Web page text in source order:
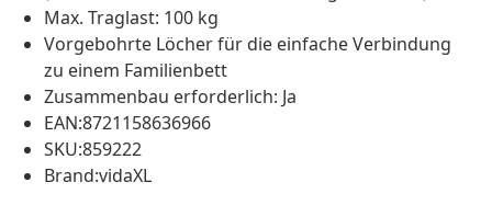
Max. Traglast: 100 kg
Vorgebohrte Löcher für die einfache Verbindung
zu einem Familienbett
Zusammenbau erforderlich: Ja
EAN:8721158636966
SKU:859222
Brand:vidaXL